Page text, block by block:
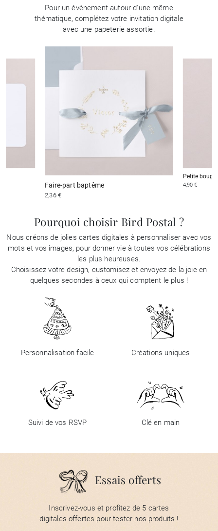
Pour un évènement autour d'une même
thématique, complétez votre invitation digitale
avec une papeterie assortie.
Faire-part baptême
2,36 €
Petite
4,90 €
Pourquoi choisir Bird Postal ?
Nous créons de jolies cartes digitales à personnaliser avec vos
mots et vos images, pour donner vie à toutes vos célébrations
les plus heureuses.
Choisissez votre design, customisez et envoyez de la joie en
quelques secondes à ceux qui comptent le plus !
Personnalisation facile Créations uniques
Suivi de vos RSVP Clé en main
Essais offerts
Inscrivez-vous et profitez de 5 cartes
digitales offertes pour tester nos produits !